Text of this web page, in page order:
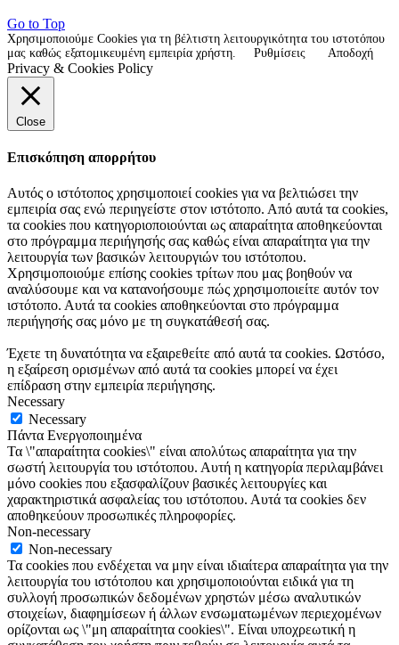
Go to Top
Χρησιμοποιούμε Cookies για τη βέλτιστη λειτουργικότητα του ιστοτόπου
μας καθώς εξατομικευμένη εμπειρία χρήστη.
Ρυθμίσεις Αποδοχή
Privacy & Cookies Policy
Close
Επισκόπηση απορρήτου
Αυτός ο ιστότοπος χρησιμοποιεί cookies για να βελτιώσει την
εμπειρία σας ενώ περιηγείστε στον ιστότοπο. Από αυτά τα cookies,
τα cookies που κατηγοριοποιούνται ως απαραίτητα αποθηκεύονται
στο πρόγραμμα περιήγησής σας καθώς είναι απαραίτητα για την
λειτουργία των βασικών λειτουργιών του ιστότοπου.
Χρησιμοποιούμε επίσης cookies τρίτων που μας βοηθούν να
αναλύσουμε και να κατανοήσουμε πώς χρησιμοποιείτε αυτόν τον
ιστότοπο. Αυτά τα cookies αποθηκεύονται στο πρόγραμμα
περιήγησής σας μόνο με τη συγκατάθεσή σας.
Έχετε τη δυνατότητα να εξαιρεθείτε από αυτά τα cookies. Ωστόσο,
η εξαίρεση ορισμένων από αυτά τα cookies μπορεί να έχει
επίδραση στην εμπειρία περιήγησης.
Necessary
Necessary
Πάντα Ενεργοποιημένα
Τα \"απαραίτητα cookies\" είναι απολύτως απαραίτητα για την
σωστή λειτουργία του ιστότοπου. Αυτή η κατηγορία περιλαμβάνει
μόνο cookies που εξασφαλίζουν βασικές λειτουργίες και
χαρακτηριστικά ασφαλείας του ιστότοπου. Αυτά τα cookies δεν
αποθηκεύουν προσωπικές πληροφορίες.
Non-necessary
Non-necessary
Τα cookies που ενδέχεται να μην είναι ιδιαίτερα απαραίτητα για την
λειτουργία του ιστότοπου και χρησιμοποιούνται ειδικά για τη
συλλογή προσωπικών δεδομένων χρηστών μέσω αναλυτικών
στοιχείων, διαφημίσεων ή άλλων ενσωματωμένων περιεχομένων
ορίζονται ως \"μη απαραίτητα cookies\". Είναι υποχρεωτική η